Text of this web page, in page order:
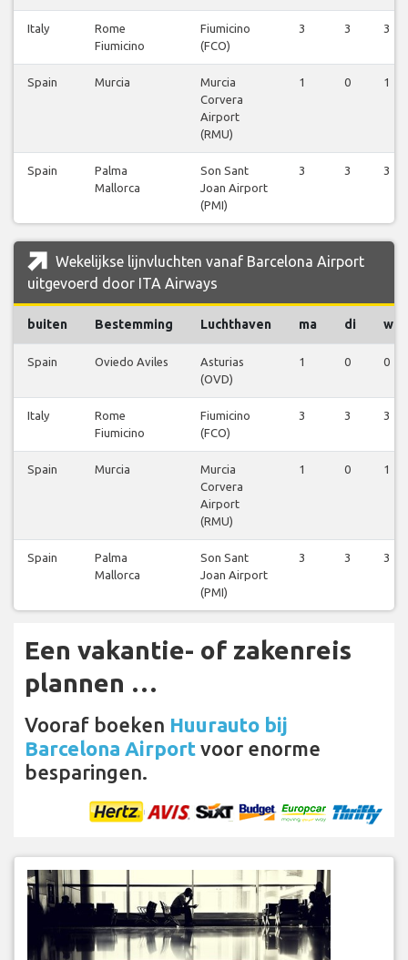
Italy
Rome
Fiumicino
Fiumicino
(FCO)
3 3 3
Spain Murcia
Murcia
Corvera
Airport
(RMU)
1 0 1
Spain
Palma
Mallorca
Son Sant
Joan Airport
(PMI)
3 3 3
Wekelijkse lijnvluchten vanaf Barcelona Airport
uitgevoerd door ITA Airways
buiten Bestemming Luchthaven ma di wo
Spain Oviedo Aviles
Asturias
(OVD)
1 0 0
Italy
Rome
Fiumicino
Fiumicino
(FCO)
3 3 3
Spain Murcia
Murcia
Corvera
Airport
(RMU)
1 0 1
Spain
Palma
Mallorca
Son Sant
Joan Airport
(PMI)
3 3 3
Een vakantie- of zakenreis
plannen …
Vooraf boeken Huurauto bij
Barcelona Airport voor enorme
besparingen.